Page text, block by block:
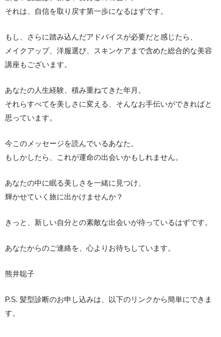
それは、自信を取り戻す第一歩になるはずです。
もし、さらに踏み込んだアドバイスが必要だと感じたら、
メイクアップ、洋服選び、スキンケアまで含めた総合的な美容
講座もございます。
あなたの人生経験、積み重ねてきた年月。
それらすべてを美しさに変える、そんなお手伝いができればと
思っています。
今このメッセージを読んでいるあなた。
もしかしたら、これが運命の出会いかもしれません。
あなたの中に眠る美しさを一緒に見つけ、
輝かせていく旅に出かけませんか？
きっと、新しい自分との素敵な出会いが待っているはずです。
あなたからのご連絡を、心よりお待ちしています。
熊井聡子
P.S. 髪型診断のお申し込みは、以下のリンクから簡単にできま
す。